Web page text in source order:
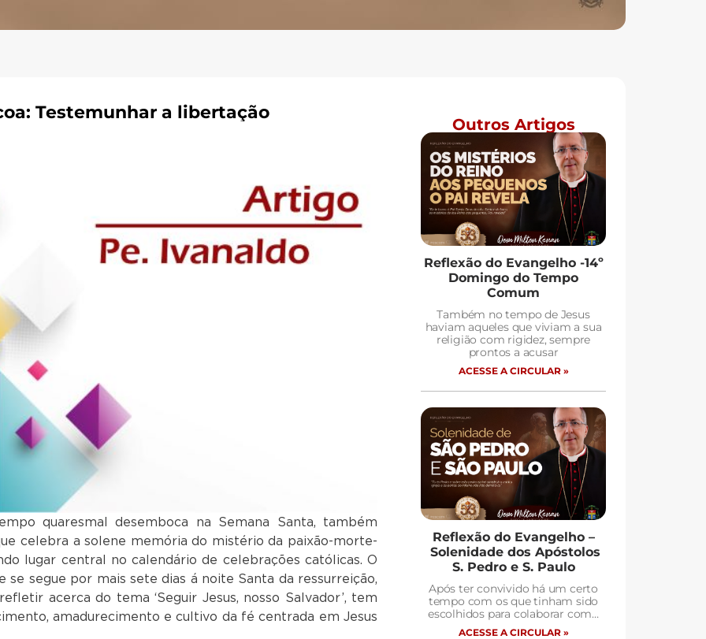
Testemunhar a libertação
quaresmal desemboca na Semana Santa, também
celebra a solene memória do mistério da paixão-morte-
lugar central no calendário de celebrações católicas. O
se segue por mais sete dias á noite Santa da ressurreição,
acerca do tema ‘Seguir Jesus, nosso Salvador’, tem
amadurecimento e cultivo da fé centrada em Jesus
Outros Artigos
Reflexão do Evangelho -14º
Domingo do Tempo
Comum
Também no tempo de Jesus
haviam aqueles que viviam a sua
religião com rigidez, sempre
prontos a acusar
ACESSE A CIRCULAR »
Reflexão do Evangelho –
Solenidade dos Apóstolos
S. Pedro e S. Paulo
Após ter convivido há um certo
tempo com os que tinham sido
escolhidos para colaborar com…
ACESSE A CIRCULAR »